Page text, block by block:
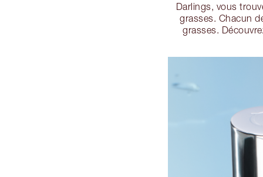
Darlings, vous
grasses. Chacun
grasses.